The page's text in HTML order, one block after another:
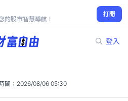
的股市智慧導航！
打開
登入
6.76%
間： 2026/08/06 05:30